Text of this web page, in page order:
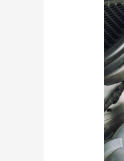
tuvo
el
de
su